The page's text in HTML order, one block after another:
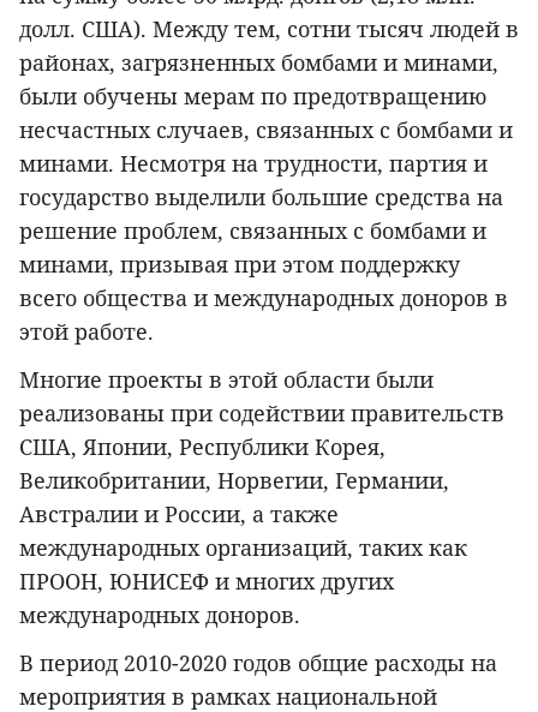
долл. США). Между тем, сотни тысяч людей в
районах, загрязненных бомбами и минами,
были обучены мерам по предотвращению
несчастных случаев, связанных с бомбами и
минами. Несмотря на трудности, партия и
государство выделили большие средства на
решение проблем, связанных с бомбами и
минами, призывая при этом поддержку
всего общества и международных доноров в
этой работе.
Многие проекты в этой области были
реализованы при содействии правительств
США, Японии, Республики Корея,
Великобритании, Норвегии, Германии,
Австралии и России, а также
международных организаций, таких как
ПРООН, ЮНИСЕФ и многих других
международных доноров.
В период 2010-2020 годов общие расходы на
мероприятия в рамках национальной